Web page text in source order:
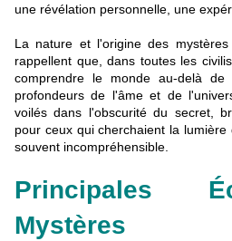
une révélation personnelle, une
La nature et l'origine des
rappellent que, dans toutes les
comprendre le monde au-delà
profondeurs de l'âme et de
voilés dans l'obscurité du secret,
pour ceux qui cherchaient la
souvent incompréhensible.
Principales
Mystères